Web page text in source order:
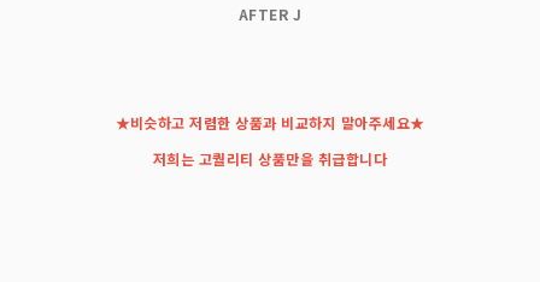
AFTER J
★비슷하고 저렴한 상품과 비교하지 말아주세요★
저희는 고퀄리티 상품만을 취급합니다